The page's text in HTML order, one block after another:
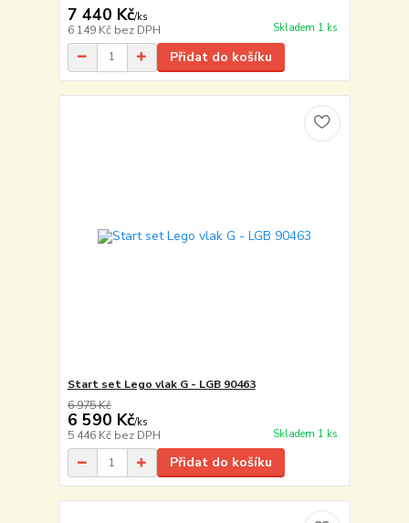
7 440 Kč/ks
6 149 Kč bez DPH Skladem 1 ks
Přidat do košíku
Start set Lego vlak G - LGB 90463
6 975 Kč
6 590 Kč/ks
5 446 Kč bez DPH Skladem 1 ks
Přidat do košíku